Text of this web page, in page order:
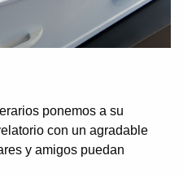
ponemos a su
con un agradable
y amigos puedan